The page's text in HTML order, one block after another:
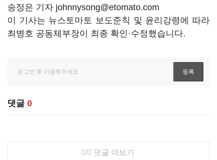
송정은 기자 johnnysong@etomato.com
이 기사는 뉴스토마토 보도준칙 및 윤리강령에 따라
최병호 공동체부장이 최종 확인·수정했습니다.
댓글 0
0/0 댓글 더보기